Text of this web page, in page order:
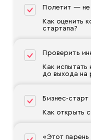
Полетит — не
Как оценить
стартапа?
Проверить
Как
до выхода на
Бизнес-старт
Как открыть
«Этот